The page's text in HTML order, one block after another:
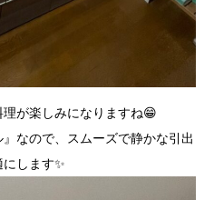
が楽しみになりますね😁
なので、スムーズで静かな引出
します✨